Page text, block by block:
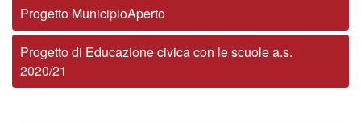
Progetto MunicipioAperto
Progetto di Educazione civica con le scuole a.s.
2020/21